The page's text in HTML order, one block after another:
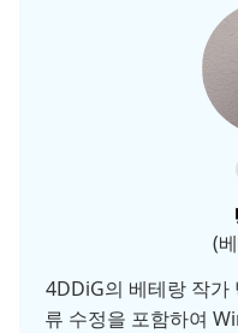
(
4DDiG의 베테랑 작가
류 수정을 포함하여